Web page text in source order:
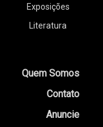
Exposições
Literatura
Quem Somos
Contato
Anuncie